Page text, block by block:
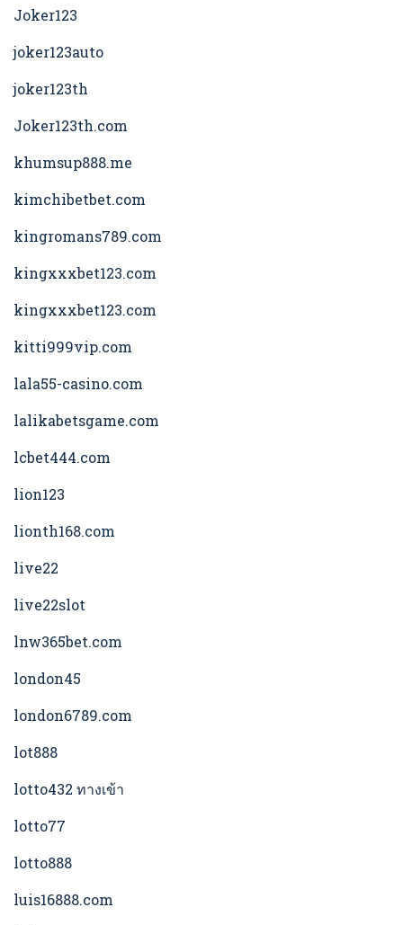
Joker123
joker123auto
joker123th
Joker123th.com
khumsup888.me
kimchibetbet.com
kingromans789.com
kingxxxbet123.com
kingxxxbet123.com
kitti999vip.com
lala55-casino.com
lalikabetsgame.com
lcbet444.com
lion123
lionth168.com
live22
live22slot
lnw365bet.com
london45
london6789.com
lot888
lotto432 ทางเข้า
lotto77
lotto888
luis16888.com